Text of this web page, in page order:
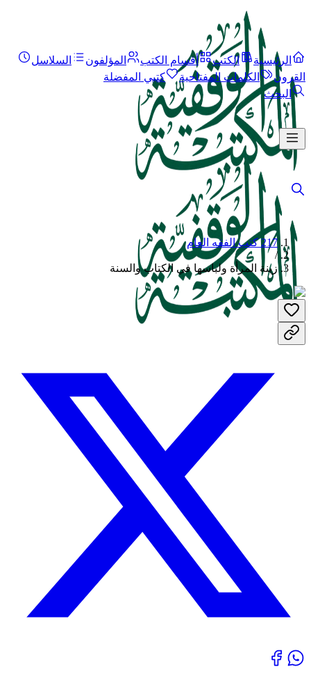
الرئيسية الكتب أقسام الكتب المؤلفون
السلاسل
القرون
الكلمات المفتاحية
كتبي المفضلة
البحث
217 كتب الفقه العام
/
زينة المرأة ولباسها في الكتاب والسنة